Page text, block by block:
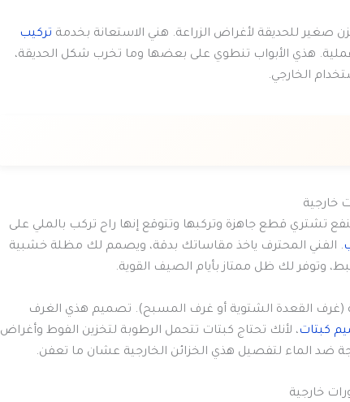
صغير للحديقة لأغراض الزراعة. هني الاستعانة بخدمة تركيب
هذي الأبواب تنطوي على بعضها وما تخرب شكل الحديقة،
الخارجي.
خارجية
تشتري قطع جاهزة وتركبها وتتوقع إنها راح تركب بالملي على
. الفني المحترف ياخذ مقاساتك بدقة، ويصمم لك مظلة خشبية
لك ظل ممتاز بأيام الصيف القوية.
(غرف القعدة الشتوية أو غرف المسبح). تصميم هذي الغرف
كبتات، لأنك تحتاج كبتات تتحمل الرطوبة لتخزين الفوط وأغراض
ضد الماء لتفصيل هذي الخزائن الخارجية عشان ما تعفن.
خارجية